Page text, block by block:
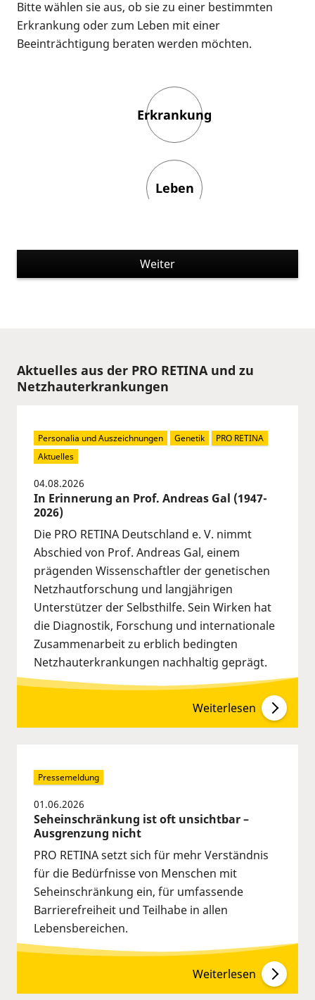
Bitte wählen sie aus, ob sie zu einer bestimmten
Erkrankung oder zum Leben mit einer
Beeinträchtigung beraten werden möchten.
Erkrankung
Leben
Weiter
Aktuelles aus der PRO RETINA und zu
Netzhauterkrankungen
04.08.2026
In Erinnerung an Prof. Andreas Gal (1947-
2026)
Die PRO RETINA Deutschland e. V. nimmt
Abschied von Prof. Andreas Gal, einem
prägenden Wissenschaftler der genetischen
Netzhautforschung und langjährigen
Unterstützer der Selbsthilfe. Sein Wirken hat
die Diagnostik, Forschung und internationale
Zusammenarbeit zu erblich bedingten
Netzhauterkrankungen nachhaltig geprägt.
Personalia und Auszeichnungen Genetik
PRO RETINA
Aktuelles
Weiterlesen
01.06.2026
Seheinschränkung ist oft unsichtbar –
Ausgrenzung nicht
PRO RETINA setzt sich für mehr Verständnis
für die Bedürfnisse von Menschen mit
Seheinschränkung ein, für umfassende
Barrierefreiheit und Teilhabe in allen
Lebensbereichen.
Pressemeldung
Weiterlesen